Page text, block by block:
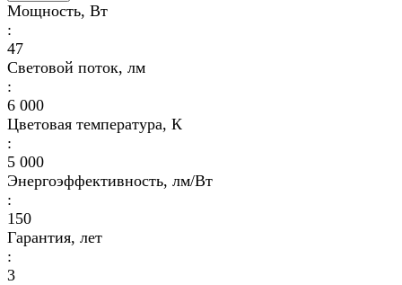
Мощность, Вт
:
47
Световой поток, лм
:
6 000
Цветовая температура, К
:
5 000
Энергоэффективность, лм/Вт
:
150
Гарантия, лет
:
3